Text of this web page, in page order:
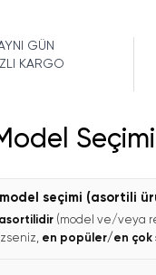
GÜN
KARGO
Seçimi
seçimi (asortili
asortilidir (model ve/veya
en popüler/en çok